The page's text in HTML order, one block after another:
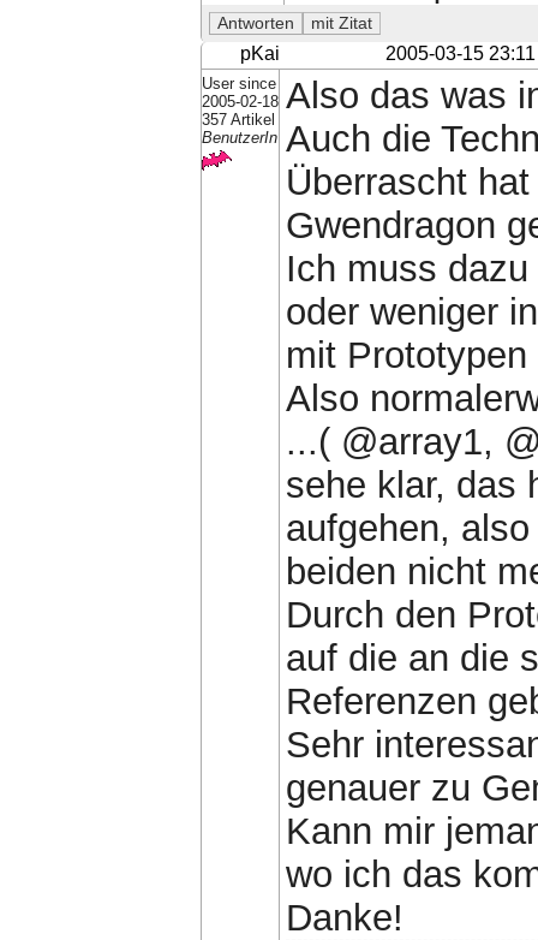
pKai 2005-03-15 23:11
User since
2005-02-18
357 Artikel
BenutzerIn
Also das was
Auch die
Überrascht
Gwendragon
Ich muss
oder weniger
mit
Also
...( @array1,
sehe klar, das
aufgehen,
beiden nicht
Durch den
auf die an die
Referenzen
Sehr
genauer zu
Kann mir
wo ich das
Danke!